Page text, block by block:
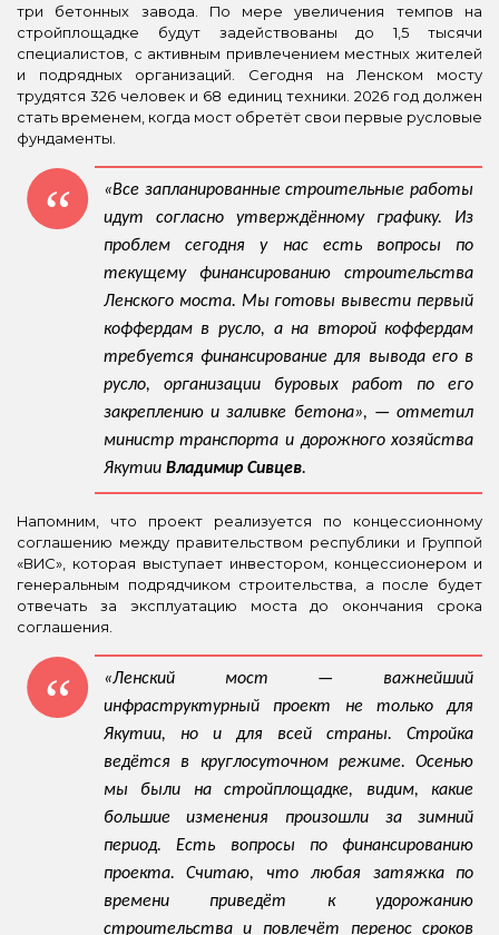
три бетонных завода. По мере увеличения темпов на
стройплощадке будут задействованы до 1,5 тысячи
специалистов, с активным привлечением местных жителей
и подрядных организаций. Сегодня на Ленском мосту
трудятся 326 человек и 68 единиц техники. 2026 год должен
стать временем, когда мост обретёт свои первые русловые
фундаменты.
«Все запланированные строительные работы
идут согласно утверждённому графику. Из
проблем сегодня у нас есть вопросы по
текущему финансированию строительства
Ленского моста. Мы готовы вывести первый
коффердам в русло, а на второй коффердам
требуется финансирование для вывода его в
русло, организации буровых работ по его
закреплению и заливке бетона», — отметил
министр транспорта и дорожного хозяйства
Якутии Владимир Сивцев.
Напомним, что проект реализуется по концессионному
соглашению между правительством республики и Группой
«ВИС», которая выступает инвестором, концессионером и
генеральным подрядчиком строительства, а после будет
отвечать за эксплуатацию моста до окончания срока
соглашения.
«Ленский мост — важнейший
инфраструктурный проект не только для
Якутии, но и для всей страны. Стройка
ведётся в круглосуточном режиме. Осенью
мы были на стройплощадке, видим, какие
большие изменения произошли за зимний
период. Есть вопросы по финансированию
проекта. Считаю, что любая затяжка по
времени приведёт к удорожанию
строительства и повлечёт перенос сроков